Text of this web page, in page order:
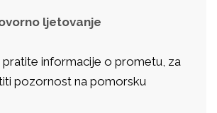
ljetovanje
informacije o prometu, za
pozornost na pomorsku